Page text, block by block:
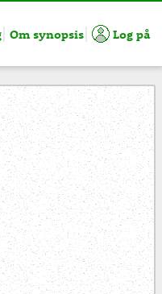
Om synopsis Log på